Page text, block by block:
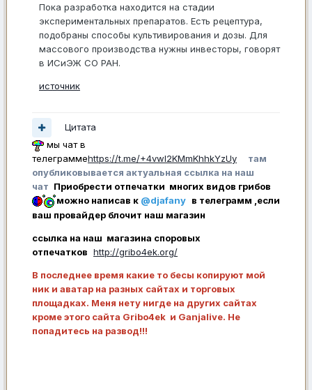
Пока разработка находится на стадии
экспериментальных препаратов. Есть рецептура,
подобраны способы культивирования и дозы. Для
массового производства нужны инвесторы, говорят
в ИСиЭЖ СО РАН.
источник
Цитата
мы чат в
телеграммеhttps://t.me/+4vwl2KMmKhhkYzUy
там
опубликовывается актуальная ссылка на наш
чат Приобрести отпечатки многих видов грибов
можно написав к @djafany в телеграмм ,если
ваш провайдер блочит наш магазин
ссылка на наш магазина споровых
отпечатков http://gribo4ek.org/
В последнее время какие то бесы копируют мой
ник и аватар на разных сайтах и торговых
площадках. Меня нету нигде на других сайтах
кроме этого сайта Gribo4ek и Ganjalive. Не
попадитесь на развод!!!